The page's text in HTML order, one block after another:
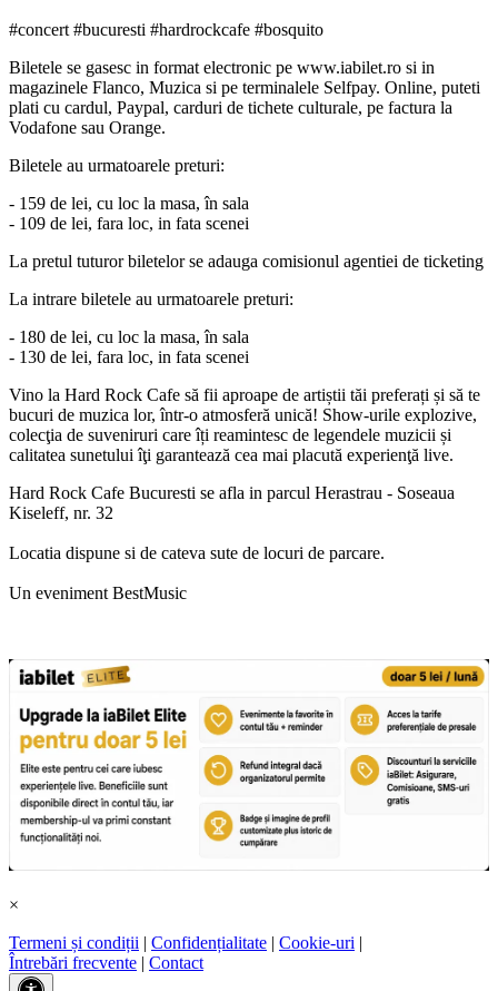
#concert #bucuresti #hardrockcafe #bosquito
Biletele se gasesc in format electronic pe www.iabilet.ro si in
magazinele Flanco, Muzica si pe terminalele Selfpay. Online, puteti
plati cu cardul, Paypal, carduri de tichete culturale, pe factura la
Vodafone sau Orange.
Biletele au urmatoarele preturi:
- 159 de lei, cu loc la masa, în sala
- 109 de lei, fara loc, in fata scenei
La pretul tuturor biletelor se adauga comisionul agentiei de ticketing
La intrare biletele au urmatoarele preturi:
- 180 de lei, cu loc la masa, în sala
- 130 de lei, fara loc, in fata scenei
Vino la Hard Rock Cafe să fii aproape de artiștii tăi preferați și să te
bucuri de muzica lor, într-o atmosferă unică! Show-urile explozive,
colecţia de suveniruri care îți reamintesc de legendele muzicii și
calitatea sunetului îţi garantează cea mai placută experienţă live.
Hard Rock Cafe Bucuresti se afla in parcul Herastrau - Soseaua
Kiseleff, nr. 32
Locatia dispune si de cateva sute de locuri de parcare.
Un eveniment BestMusic
×
Termeni și condiții | Confidențialitate | Cookie-uri |
Întrebări frecvente | Contact